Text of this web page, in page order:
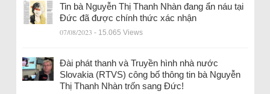
Tin bà Nguyễn Thị Thanh Nhàn đang ẩn náu tại
Đức đã được chính thức xác nhận
07/08/2023 - 15.065 Views
Đài phát thanh và Truyền hình nhà nước
Slovakia (RTVS) công bố thông tin bà Nguyễn
Thị Thanh Nhàn trốn sang Đức!